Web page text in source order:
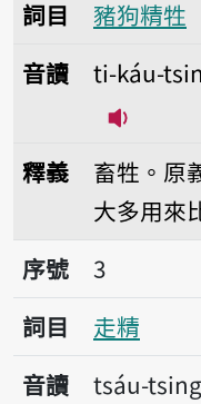
詞目
豬狗精牲
音讀
ti-káu-
釋義
畜牲。原
大多用來
序號3走精
序號
3
詞目
走精
音讀
tsáu-tsing